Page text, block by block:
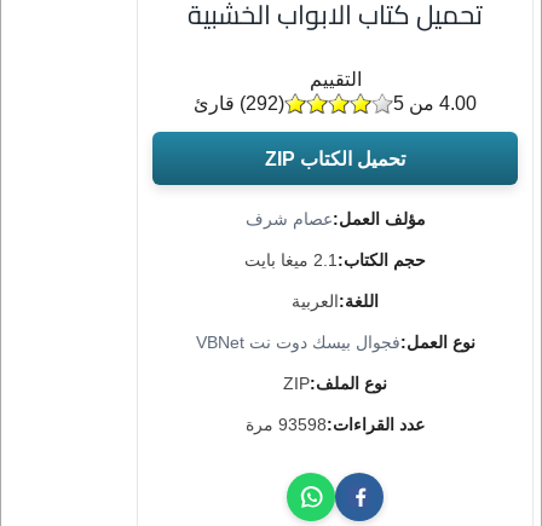
تحميل كتاب الابواب الخشبية
مؤلف العمل:عصام شرف
حجم الكتاب: 2.1 ميغا بايت
اللغة:العربية
نوع العمل:فجوال بيسك دوت نت VBNet
نوع الملف:ZIP
عدد القراءات:93598 مرة
التقييم
(
292) قارئ 4.00 من 5
تحميل الكتاب ZIP